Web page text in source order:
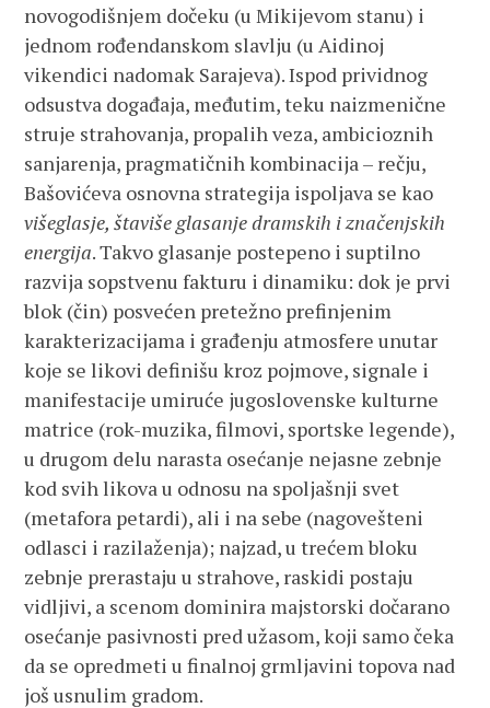
novogodišnjem dočeku (u Mikijevom stanu) i
jednom rođendanskom slavlju (u Aidinoj
vikendici nadomak Sarajeva). Ispod prividnog
odsustva događaja, međutim, teku naizmenične
struje strahovanja, propalih veza, ambicioznih
sanjarenja, pragmatičnih kombinacija – rečju,
Bašovićeva osnovna strategija ispoljava se kao
višeglasje, štaviše glasanje dramskih i značenjskih
energija. Takvo glasanje postepeno i suptilno
razvija sopstvenu fakturu i dinamiku: dok je prvi
blok (čin) posvećen pretežno prefinjenim
karakterizacijama i građenju atmosfere unutar
koje se likovi definišu kroz pojmove, signale i
manifestacije umiruće jugoslovenske kulturne
matrice (rok-muzika, filmovi, sportske legende),
u drugom delu narasta osećanje nejasne zebnje
kod svih likova u odnosu na spoljašnji svet
(metafora petardi), ali i na sebe (nagovešteni
odlasci i razilaženja); najzad, u trećem bloku
zebnje prerastaju u strahove, raskidi postaju
vidljivi, a scenom dominira majstorski dočarano
osećanje pasivnosti pred užasom, koji samo čeka
da se opredmeti u finalnoj grmljavini topova nad
još usnulim gradom.